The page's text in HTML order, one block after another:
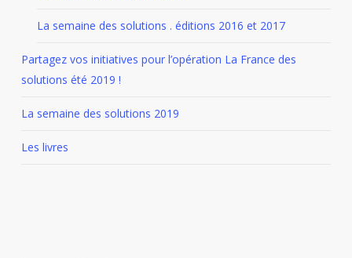
La semaine des solutions . éditions 2016 et 2017
Partagez vos initiatives pour l’opération La France des
solutions été 2019 !
La semaine des solutions 2019
Les livres